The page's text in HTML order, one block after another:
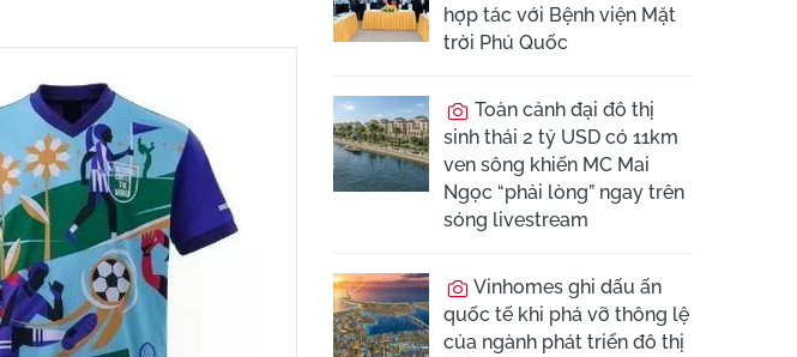
hợp tác với Bệnh viện Mặt
trời Phú Quốc
Toàn cảnh đại đô thị
sinh thái 2 tỷ USD có 11km
ven sông khiến MC Mai
Ngọc “phải lòng” ngay trên
sóng livestream
Vinhomes ghi dấu ấn
quốc tế khi phá vỡ thông lệ
của ngành phát triển đô thị